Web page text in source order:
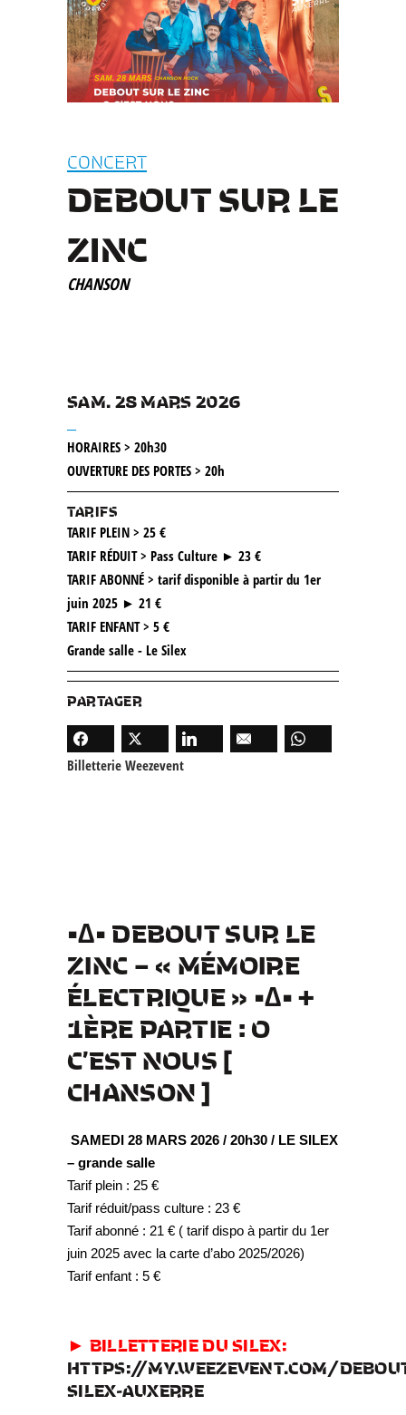
CONCERT
DEBOUT SUR LE
ZINC
CHANSON
SAM. 28 MARS 2026
HORAIRES > 20h30
OUVERTURE DES PORTES > 20h
TARIFS
TARIF PLEIN > 25 €
TARIF RÉDUIT > Pass Culture ► 23 €
TARIF ABONNÉ > tarif disponible à partir du 1er
juin 2025 ► 21 €
TARIF ENFANT > 5 €
Grande salle - Le Silex
PARTAGER
Billetterie Weezevent
•∆• DEBOUT SUR LE
ZINC – « MÉMOIRE
ÉLECTRIQUE » •∆• +
1ÈRE PARTIE : O
C’EST NOUS[
CHANSON ]
SAMEDI 28 MARS 2026 / 20h30 / LE SILEX
– grande salle
Tarif plein : 25 €
Tarif réduit/pass culture : 23 €
Tarif abonné : 21 € ( tarif dispo à partir du 1er
juin 2025 avec la carte d’abo 2025/2026)
Tarif enfant : 5 €
► BILLETTERIE DU SILEX:
HTTPS://MY.WEEZEVENT.COM/
SILEX-AUXERRE